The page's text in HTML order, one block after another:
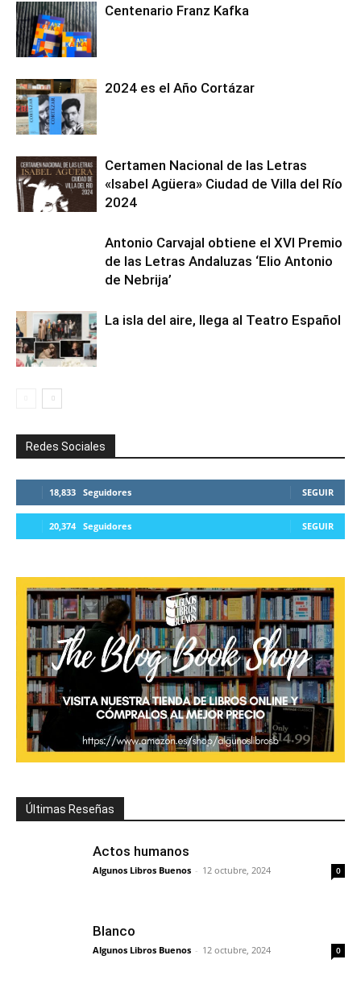
Centenario Franz Kafka
2024 es el Año Cortázar
Certamen Nacional de las Letras
«Isabel Agüera» Ciudad de Villa del Río
2024
Antonio Carvajal obtiene el XVI Premio
de las Letras Andaluzas ‘Elio Antonio
de Nebrija’
La isla del aire, llega al Teatro Español
Redes Sociales
18,833 Seguidores SEGUIR
20,374 Seguidores SEGUIR
Últimas Reseñas
Actos humanos
Algunos Libros Buenos - 12 octubre, 2024 0
Blanco
Algunos Libros Buenos - 12 octubre, 2024 0